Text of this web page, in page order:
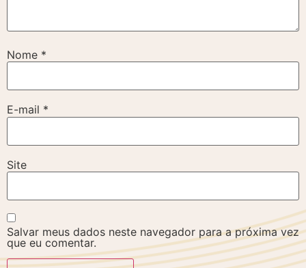
Nome *
E-mail *
Site
Salvar meus dados neste navegador para a próxima vez
que eu comentar.